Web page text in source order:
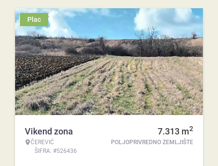
Plac
Vikend zona
ČEREVIĆ
ŠIFRA: #526436
7.313 m2
POLJOPRIVREDNO ZEMLJIŠTE